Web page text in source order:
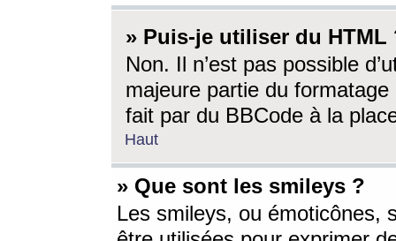
» Puis-je utiliser du HTML
Non. Il n’est pas possible
majeure partie du
fait par du BBCode à la
Haut
» Que sont les smileys ?
Les smileys, ou émoticônes,